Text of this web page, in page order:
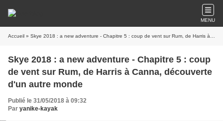
MENU
Accueil » Skye 2018 : a new adventure - Chapitre 5 : coup de vent sur Rum, de Harris à Canna, découverte d'un autre monde
Skye 2018 : a new adventure - Chapitre 5 : coup
de vent sur Rum, de Harris à Canna, découverte
d'un autre monde
Publié le 31/05/2018 à 09:32
Par yanike-kayak